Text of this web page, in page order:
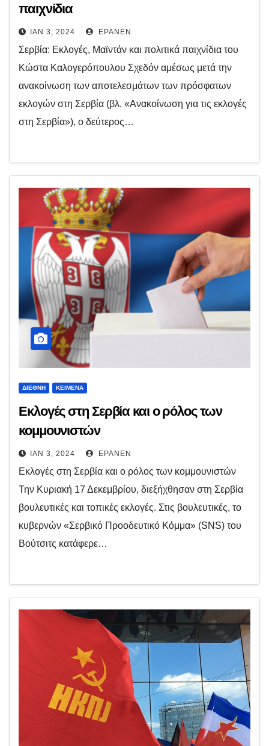
παιχνίδια
ΙΑΝ 3, 2024 EPANEN
Σερβία: Εκλογές, Μαϊντάν και πολιτικά παιχνίδια του
Κώστα Καλογερόπουλου Σχεδόν αμέσως μετά την
ανακοίνωση των αποτελεσμάτων των πρόσφατων
εκλογών στη Σερβία (βλ. «Ανακοίνωση για τις εκλογές
στη Σερβία»), ο δεύτερος…
ΔΙΕΘΝΉ ΚΕΊΜΕΝΑ
Εκλογές στη Σερβία και ο ρόλος των
κομμουνιστών
ΙΑΝ 3, 2024 EPANEN
Εκλογές στη Σερβία και ο ρόλος των κομμουνιστών
Την Κυριακή 17 Δεκεμβρίου, διεξήχθησαν στη Σερβία
βουλευτικές και τοπικές εκλογές. Στις βουλευτικές, το
κυβερνών «Σερβικό Προοδευτικό Κόμμα» (SNS) του
Βούτσιτς κατάφερε…